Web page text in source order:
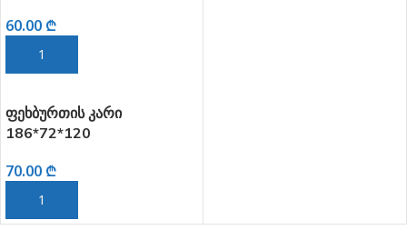
60.00 ₾
ᲙᲐᲚᲐᲗᲐᲨᲘ ᲓᲐᲛᲐᲢᲔᲑᲐ
ფეხბურთის კარი
186*72*120
70.00 ₾
ᲙᲐᲚᲐᲗᲐᲨᲘ ᲓᲐᲛᲐᲢᲔᲑᲐ